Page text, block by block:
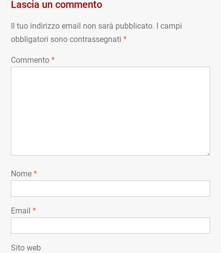
Lascia un commento
Il tuo indirizzo email non sarà pubblicato. I campi
obbligatori sono contrassegnati *
Commento *
Nome *
Email *
Sito web